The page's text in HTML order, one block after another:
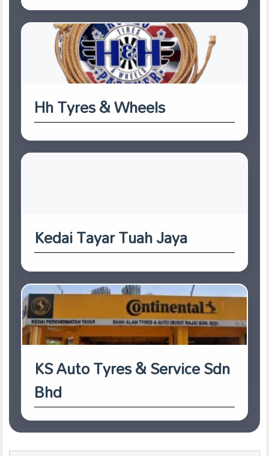
Hh Tyres & Wheels
Kedai Tayar Tuah Jaya
KS Auto Tyres & Service Sdn
Bhd